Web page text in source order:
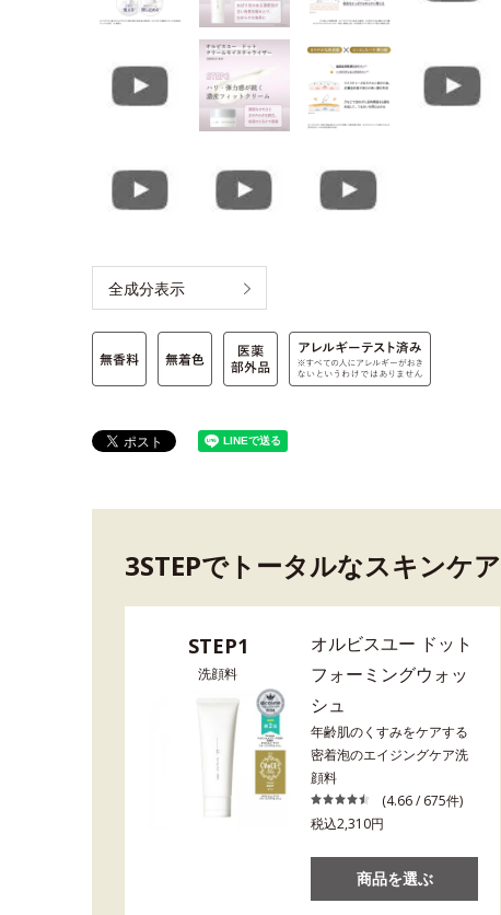
全成分表示
3STEPでトータルなスキンケア
STEP1
洗顔料
オルビスユー ドット
フォーミングウォッ
シュ
年齢肌のくすみをケアする
密着泡のエイジングケア洗
顔料
(4.66 / 675件)
税込2,310円
商品を選ぶ